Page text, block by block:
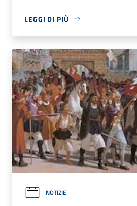
LEGGI DI PIÙ
NOTIZIE